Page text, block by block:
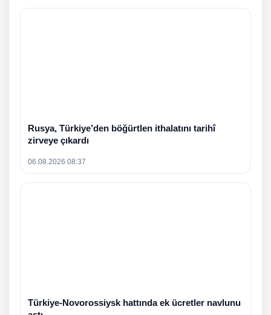
Rusya, Türkiye’den böğürtlen ithalatını tarihî
zirveye çıkardı
06.08.2026 08:37
Türkiye-Novorossiysk hattında ek ücretler navlunu